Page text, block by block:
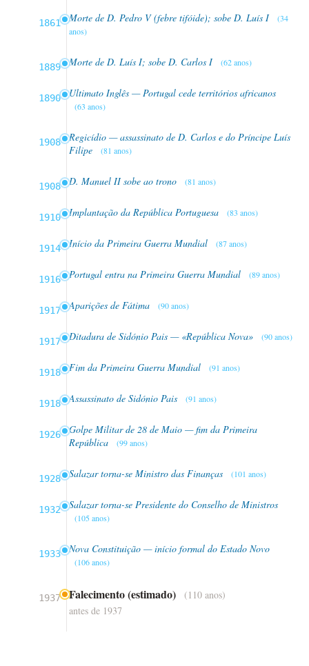
1861 Morte de D. Pedro V (febre tifóide); sobe D. Luís I
(34
anos)
1889 Morte de D. Luís I; sobe D. Carlos I (62 anos)
1890 Ultimato Inglês — Portugal cede territórios africanos
(63 anos)
1908
Regicídio — assassinato de D. Carlos e do Príncipe Luís
Filipe
(81 anos)
1908 D. Manuel II sobe ao trono (81 anos)
1910 Implantação da República Portuguesa (83 anos)
1914 Início da Primeira Guerra Mundial (87 anos)
1916 Portugal entra na Primeira Guerra Mundial (89 anos)
1917 Aparições de Fátima (90 anos)
1917 Ditadura de Sidónio Pais — «República Nova» (90 anos)
1918 Fim da Primeira Guerra Mundial (91 anos)
1918 Assassinato de Sidónio Pais (91 anos)
1926
Golpe Militar de 28 de Maio — fim da Primeira
República
(99 anos)
1928 Salazar torna-se Ministro das Finanças (101 anos)
1932 Salazar torna-se Presidente do Conselho de Ministros
(105 anos)
1933 Nova Constituição — início formal do Estado Novo
(106 anos)
1937 Falecimento (estimado)
(110 anos)
antes de 1937